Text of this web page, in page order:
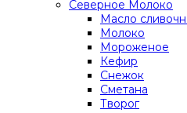
Северное Молоко
Масло
Молоко
Мороженое
Кефир
Снежок
Сметана
Творог